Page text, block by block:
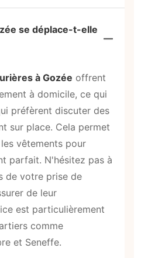
se déplace-t-elle
à Gozée offrent
à domicile, ce qui
préfèrent discuter des
sur place. Cela permet
vêtements pour
parfait. N'hésitez pas à
de votre prise de
de leur
est particulièrement
comme
et Seneffe.